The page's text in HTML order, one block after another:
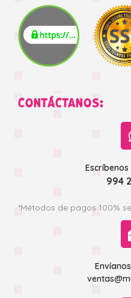
CONTÁCTANOS:
994
*Métodos de pagos 100%